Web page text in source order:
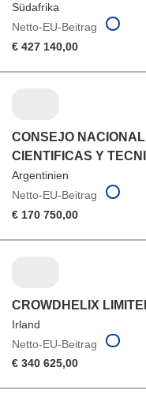
Südafrika
Netto-EU-Beitrag
€ 427 140,00
CONSEJO
CIENTIFICAS Y
Argentinien
Netto-EU-Beitrag
€ 170 750,00
CROWDHELIX
Irland
Netto-EU-Beitrag
€ 340 625,00